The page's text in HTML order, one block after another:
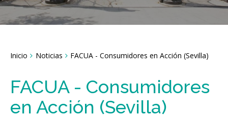
Breadcrumbs
You
Inicio Noticias FACUA - Consumidores en Acción (Sevilla)
FACUA - Consumidores
en Acción (Sevilla)